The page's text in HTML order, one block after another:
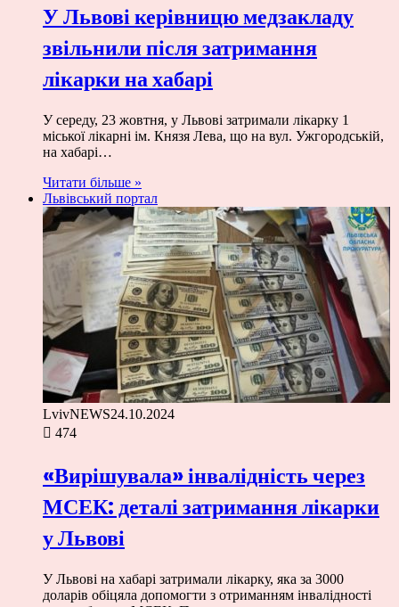
У Львові керівницю медзакладу
звільнили після затримання
лікарки на хабарі
У середу, 23 жовтня, у Львові затримали лікарку 1
міської лікарні ім. Князя Лева, що на вул. Ужгородській,
на хабарі…
Читати більше »
Львівський портал
LvivNEWS24.10.2024
474
«Вирішувала» інвалідність через
МСЕК: деталі затримання лікарки
у Львові
У Львові на хабарі затримали лікарку, яка за 3000
доларів обіцяла допомогти з отриманням інвалідності